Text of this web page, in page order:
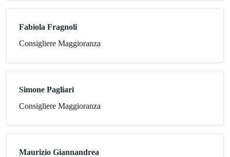
Fabiola Fragnoli
Consigliere Maggioranza
Simone Pagliari
Consigliere Maggioranza
Maurizio Giannandrea